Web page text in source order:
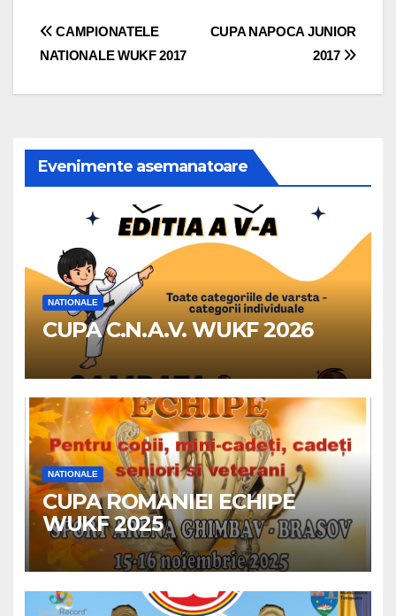
Navigare
CUPA NAPOCA JUNIOR
2017
CAMPIONATELE
NATIONALE WUKF 2017
Evenimente asemanatoare
NATIONALE
CUPA C.N.A.V. WUKF 2026
NATIONALE
CUPA ROMANIEI ECHIPE
WUKF 2025